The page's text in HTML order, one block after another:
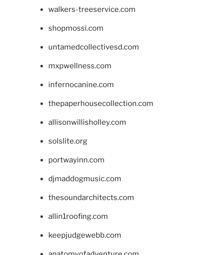
walkers-treeservice.com
shopmossi.com
untamedcollectivesd.com
mxpwellness.com
infernocanine.com
thepaperhousecollection.com
allisonwillisholley.com
solslite.org
portwayinn.com
djmaddogmusic.com
thesoundarchitects.com
allin1roofing.com
keepjudgewebb.com